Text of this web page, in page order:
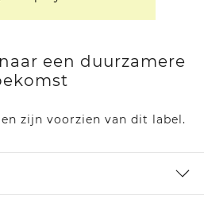
een duurzamere
zijn voorzien van dit label.